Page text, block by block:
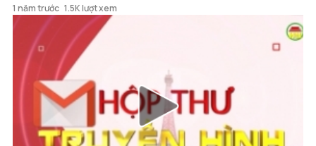
1 năm trước 1.5K lượt xem